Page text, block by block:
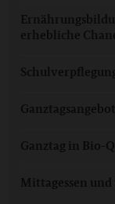
erhebliche
Ganztag in Bio-
Mittagessen